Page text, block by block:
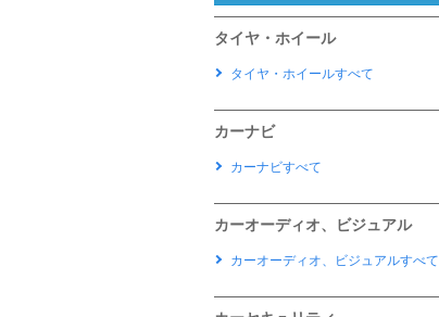
タイヤ・ホイール
タイヤ・ホイールすべて
カーナビ
カーナビすべて
カーオーディオ、ビジュアル
カーオーディオ、ビジュアルすべて